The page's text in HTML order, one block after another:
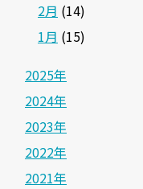
2月 (14)
1月 (15)
2025年
2024年
2023年
2022年
2021年